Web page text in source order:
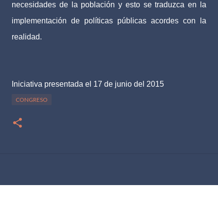
necesidades de la población y esto se traduzca en la
implementación de políticas públicas acordes con la
realidad.
Iniciativa presentada el 17 de junio del 2015
CONGRESO